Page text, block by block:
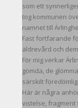
som ett
tog kommunen
namnet till
Fast fortfarande
äldrevård och
För mig verkar
gömda, de
särskilt föredömlig.
Här är några
vistelse,